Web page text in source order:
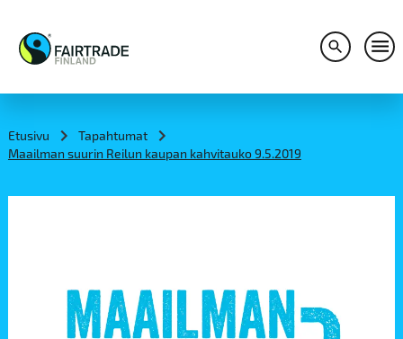
Avaa
Etusivu
Tapahtumat
Maailman suurin Reilun kaupan kahvitauko 9.5.2019